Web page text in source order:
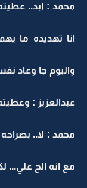
محمد : ابد..
انا تهديده ما
واليوم جا وعاد
عبدالعزيز :
محمد : لا..
مع انه الح علي...